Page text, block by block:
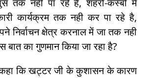
तक नही पा रहे है, शहरों-कस्बों में
कार्यक्रम तक नही कर पा रहे है,
निर्वाचन क्षेत्र करनाल में जा तक नही
बात का गुणमान किया जा रहा है?
कहा कि खट्टर जी के कुशासन के कारण